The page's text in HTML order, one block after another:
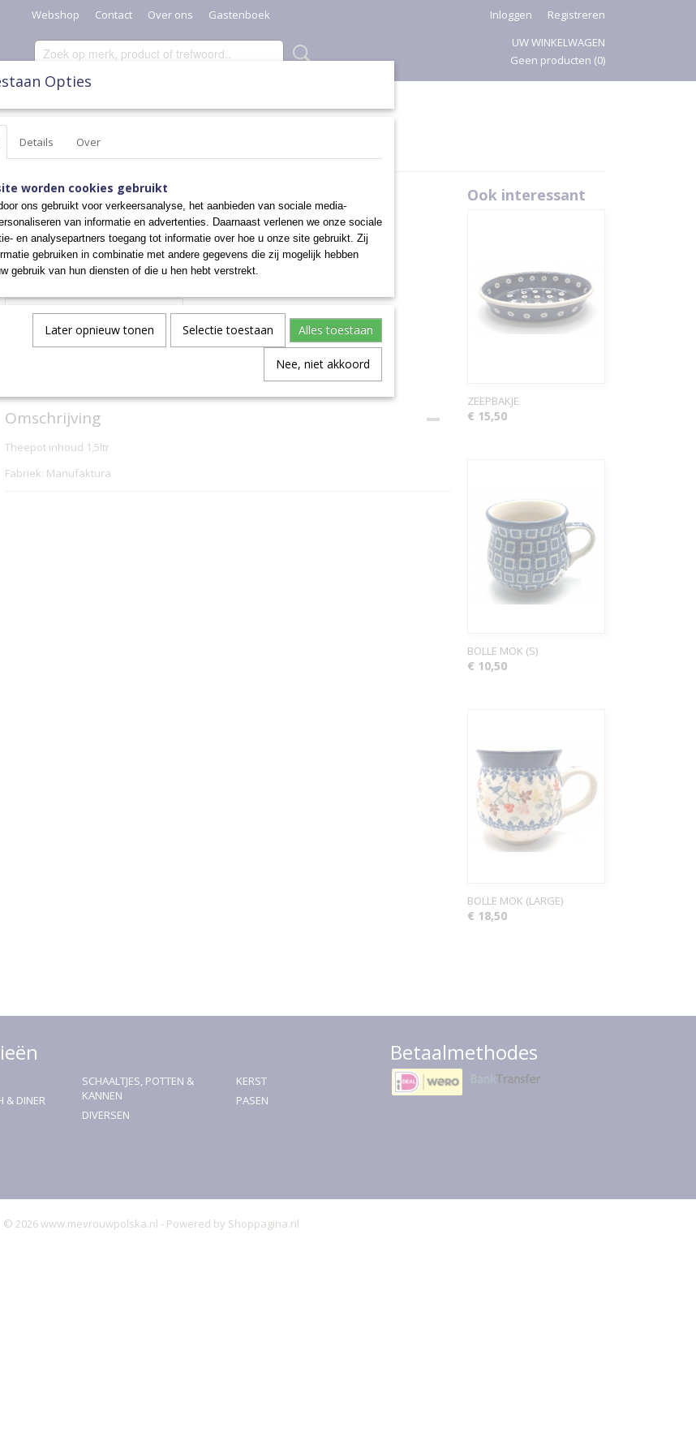
Webshop Contact Over ons Gastenboek Inloggen
Registreren
UW WINKELWAGEN
Geen producten (0)
LTR>THEEPOT
THEEPOT
€ 47,50
✓Op voorraad
Omschrijving
Theepot inhoud 1,5ltr
Fabriek: Manufaktura
Ook interessant
ZEEPBAKJE
€ 15,50
BOLLE MOK (S)
€ 10,50
BOLLE MOK (LARGE)
€ 18,50
& DINER
SCHAALTJES, POTTEN &
KANNEN
DIVERSEN
KERST
PASEN
Betaalmethodes
© 2026 www.mevrouwpolska.nl - Powered by Shoppagina.nl
Opties
Details Over
worden cookies gebruikt
ons gebruikt voor verkeersanalyse, het aanbieden van sociale media-
van informatie en advertenties. Daarnaast verlenen we onze sociale
en analysepartners toegang tot informatie over hoe u onze site gebruikt. Zij
gebruiken in combinatie met andere gegevens die zij mogelijk hebben
gebruik van hun diensten of die u hen hebt verstrekt.
Later opnieuw tonen Selectie toestaan Alles toestaan
Nee, niet akkoord